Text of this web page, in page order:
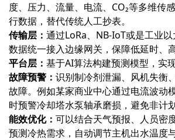
度、压力、流量、电流、CO₂等多维传
行数据，替代传统人工抄表。
传输层‌： 通过LoRa、NB-IoT或是工业
数据统一接入边缘网关，保障低延时、
平台层‌： 基于AI算法构建预测模型，实
故障预警‌： 识别制冷剂泄漏、风机失衡
故障。例如某家商业中心通过电流波动
时预警冷却塔水泵轴承磨损，避免非计划
能效优化‌： 可以结合天气预报、人员密
预测冷热需求，自动调节主机出水温度